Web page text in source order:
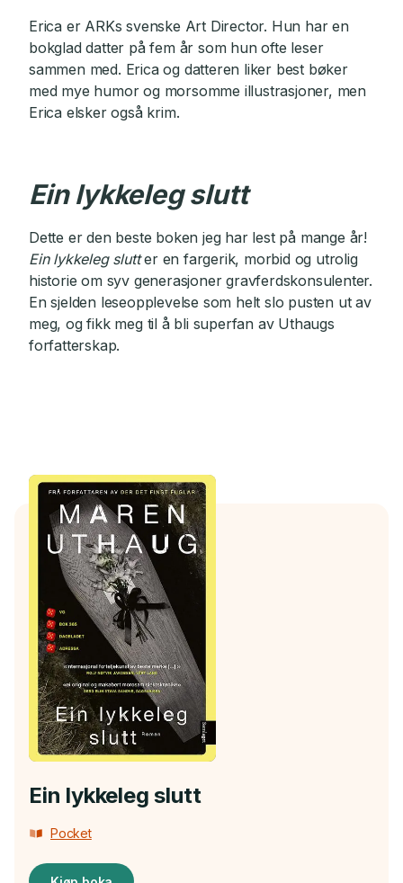
Erica er ARKs svenske Art Director. Hun har en
bokglad datter på fem år som hun ofte leser
sammen med. Erica og datteren liker best bøker
med mye humor og morsomme illustrasjoner, men
Erica elsker også krim.
Ein lykkeleg slutt
Dette er den beste boken jeg har lest på mange år!
Ein lykkeleg slutter en fargerik, morbid og utrolig
historie om syv generasjoner gravferdskonsulenter.
En sjelden leseopplevelse som helt slo pusten ut av
meg, og fikk meg til å bli superfan av Uthaugs
forfatterskap.
Ein lykkeleg slutt
Pocket